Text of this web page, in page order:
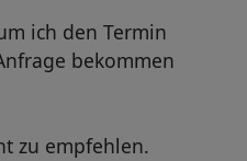
ich den Termin
bekommen
zu empfehlen.